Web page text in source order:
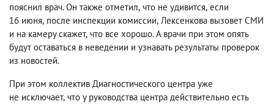
пояснил врач. Он также отметил, что не удивится, если
16 июня, после инспекции комиссии, Лексенкова вызовет СМИ
и на камеру скажет, что все хорошо. А врачи при этом опять
будут оставаться в неведении и узнавать результаты проверок
из новостей.
При этом коллектив Диагностического центра уже
не исключает, что у руководства центра действительно есть